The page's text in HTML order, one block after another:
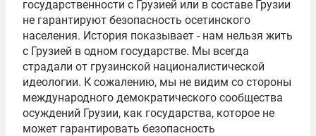
государственности с Грузией или в составе Грузии
не гарантируют безопасность осетинского
населения. История показывает - нам нельзя жить
с Грузией в одном государстве. Мы всегда
страдали от грузинской националистической
идеологии. К сожалению, мы не видим со стороны
международного демократического сообщества
осуждений Грузии, как государства, которое не
может гарантировать безопасность